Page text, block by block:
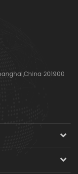
201900